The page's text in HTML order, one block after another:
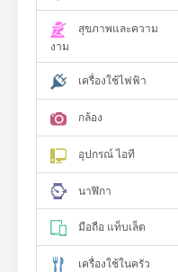
สุขภาพและความ
งาม
เครื่องใช้ไฟฟ้า
กล้อง
อุปกรณ์ ไอที
นาฬิกา
มือถือ แท็บเล็ต
เครื่องใช้ในครัว